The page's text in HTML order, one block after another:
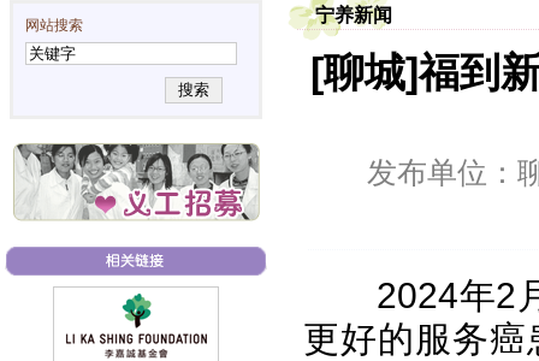
网站搜索
搜索
宁养新闻
[聊城]福到
发布单位：
2024年2
更好的服务